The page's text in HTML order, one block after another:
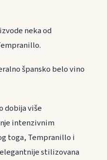
neka od
špansko belo vino
dobija više
intenzivnim
toga, Tempranillo i
stilizovana